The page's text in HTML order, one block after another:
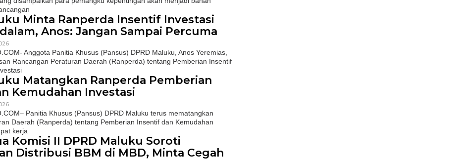
Minta Ranperda Insentif Investasi
Anos: Jangan Sampai Percuma
Anggota Panitia Khusus (Pansus) DPRD Maluku, Anos Yeremias,
Rancangan Peraturan Daerah (Ranperda) tentang Pemberian Insentif
Matangkan Ranperda Pemberian
Kemudahan Investasi
Panitia Khusus (Pansus) DPRD Maluku terus mematangkan
Daerah (Ranperda) tentang Pemberian Insentif dan Kemudahan
kerja
Komisi II DPRD Maluku Soroti
Distribusi BBM di MBD, Minta Cegah